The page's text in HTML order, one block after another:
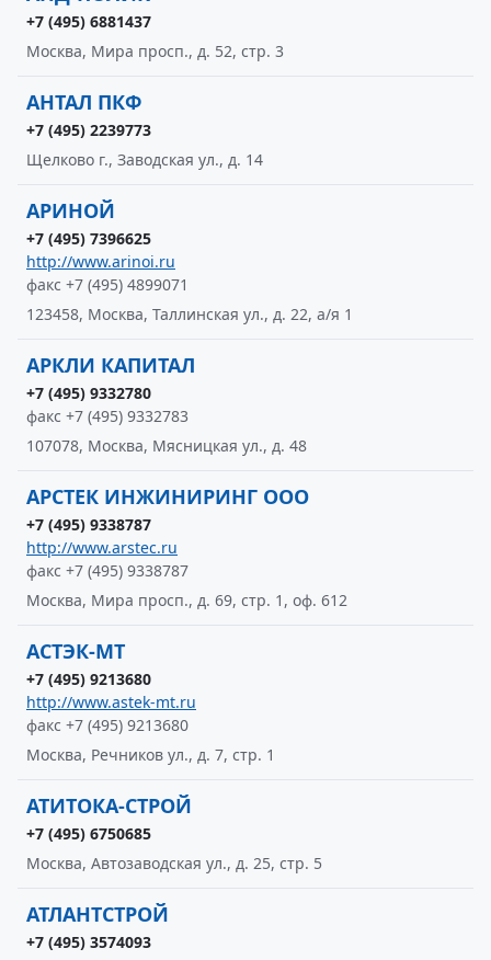
+7 (495) 6881437
Москва, Мира просп., д. 52, стр. 3
АНТАЛ ПКФ
+7 (495) 2239773
Щелково г., Заводская ул., д. 14
АРИНОЙ
+7 (495) 7396625
http://www.arinoi.ru
факс +7 (495) 4899071
123458, Москва, Таллинская ул., д. 22, а/я 1
АРКЛИ КАПИТАЛ
+7 (495) 9332780
факс +7 (495) 9332783
107078, Москва, Мясницкая ул., д. 48
АРСТЕК ИНЖИНИРИНГ ООО
+7 (495) 9338787
http://www.arstec.ru
факс +7 (495) 9338787
Москва, Мира просп., д. 69, стр. 1, оф. 612
АСТЭК-МТ
+7 (495) 9213680
http://www.astek-mt.ru
факс +7 (495) 9213680
Москва, Речников ул., д. 7, стр. 1
АТИТОКА-СТРОЙ
+7 (495) 6750685
Москва, Автозаводская ул., д. 25, стр. 5
АТЛАНТСТРОЙ
+7 (495) 3574093